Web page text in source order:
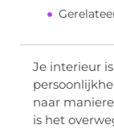
Je interieur
naar
is het